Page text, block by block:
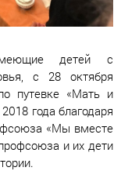
детей с
с 28 октября
путевке «Мать и
года благодаря
«Мы вместе
и их дети